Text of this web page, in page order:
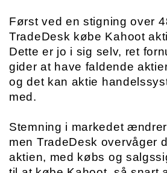
Først ved en stigning over
TradeDesk købe Kahoot
Dette er jo i sig selv, ret
gider at have faldende
og det kan aktie
med.
Stemning i markedet
men TradeDesk overvåger
aktien, med købs og